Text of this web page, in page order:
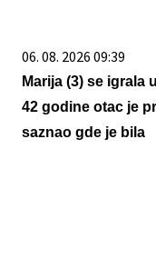
06. 08. 2026 09:39
Marija (3) se igrala
42 godine otac je
saznao gde je bila